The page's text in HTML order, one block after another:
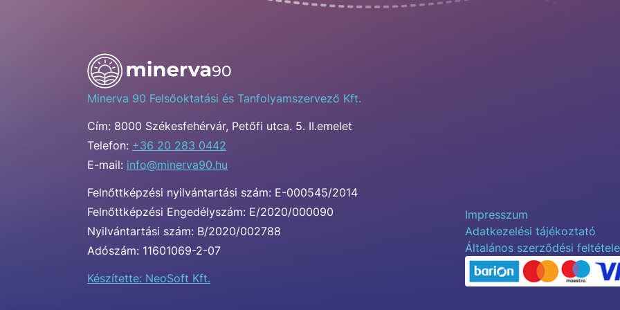
Minerva 90 Felsőoktatási és Tanfolyamszervező Kft.
Cím: 8000 Székesfehérvár, Petőfi utca. 5. II.emelet
Telefon: +36 20 283 0442
E-mail: info@minerva90.hu
Felnőttképzési nyilvántartási szám: E-000545/2014
Felnőttképzési Engedélyszám: E/2020/000090
Nyilvántartási szám: B/2020/002788
Adószám: 11601069-2-07
Készítette: NeoSoft Kft.
Impresszum
Adatkezelési tájékoztató
Általános szerződési